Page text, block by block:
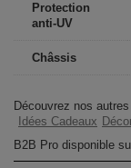
Protection
anti-UV
Châssis
Découvrez nos
Idées Cadeaux
B2B Pro disponible